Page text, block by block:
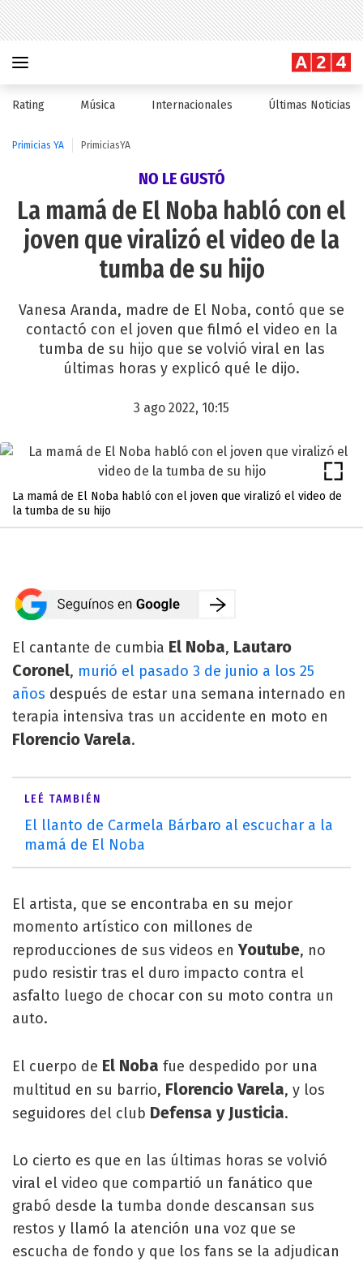
Rating Música Internacionales Últimas Noticias
Primicias YA PrimiciasYA
NO LE GUSTÓ
La mamá de El Noba habló con el
joven que viralizó el video de la
tumba de su hijo
Vanesa Aranda, madre de El Noba, contó que se
contactó con el joven que filmó el video en la
tumba de su hijo que se volvió viral en las
últimas horas y explicó qué le dijo.
3 ago 2022, 10:15
La mamá de El Noba habló con el joven que viralizó el video de
la tumba de su hijo
El cantante de cumbia El Noba, Lautaro
Coronel, murió el pasado 3 de junio a los 25
años después de estar una semana internado en
terapia intensiva tras un accidente en moto en
Florencio Varela.
LEÉ TAMBIÉN
El llanto de Carmela Bárbaro al escuchar a la
mamá de El Noba
El artista, que se encontraba en su mejor
momento artístico con millones de
reproducciones de sus videos enYoutube, no
pudo resistir tras el duro impacto contra el
asfalto luego de chocar con su moto contra un
auto.
El cuerpo de El Noba fue despedido por una
multitud en su barrio, Florencio Varela, y los
seguidores del club Defensa y Justicia.
Lo cierto es que en las últimas horas se volvió
viral el video que compartió un fanático que
grabó desde la tumba donde descansan sus
restos y llamó la atención una voz que se
escucha de fondo y que los fans se la adjudican